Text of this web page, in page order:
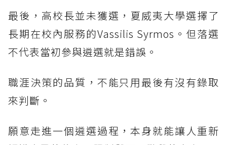
最後，高校長並未獲選，夏威夷大學選擇了
長期在校內服務的Vassilis Syrmos。但落選
不代表當初參與遴選就是錯誤。
職涯決策的品質，不能只用最後有沒有錄取
來判斷。
願意走進一個遴選過程，本身就能讓人重新